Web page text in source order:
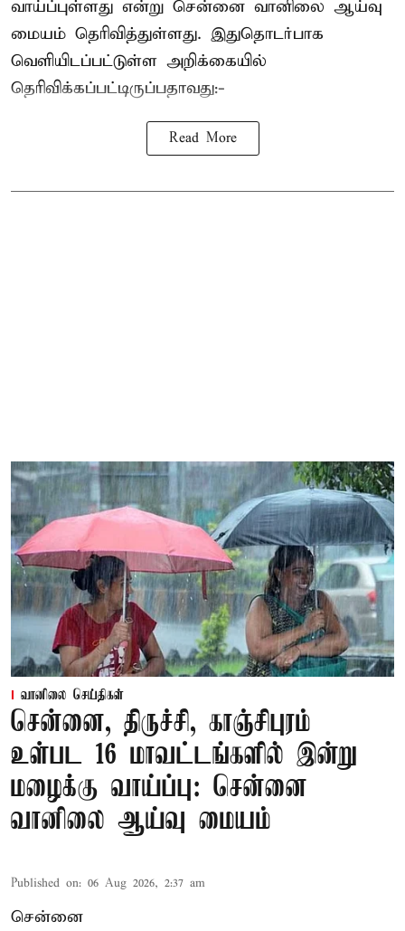
வாய்ப்புள்ளது என்று சென்னை வானிலை ஆய்வு
மையம் தெரிவித்துள்ளது. இதுதொடர்பாக
வெளியிடப்பட்டுள்ள அறிக்கையில்
தெரிவிக்கப்பட்டிருப்பதாவது:-
Read More
வானிலை செய்திகள்
சென்னை, திருச்சி, காஞ்சிபுரம்
உள்பட 16 மாவட்டங்களில் இன்று
மழைக்கு வாய்ப்பு: சென்னை
வானிலை ஆய்வு மையம்
Published on: 06 Aug 2026, 2:37 am
சென்னை